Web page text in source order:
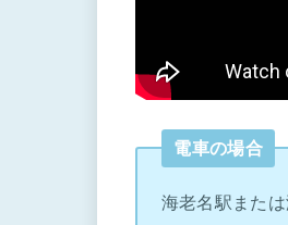
電車の場合
海老名駅また